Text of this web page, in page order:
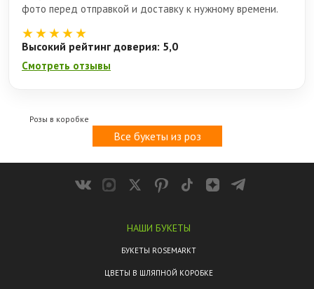
фото перед отправкой и доставку к нужному времени.
★★★★★
Высокий рейтинг доверия: 5,0
Смотреть отзывы
Розы в коробке
Все букеты из роз
НАШИ БУКЕТЫ
БУКЕТЫ ROSEMARKT
ЦВЕТЫ В ШЛЯПНОЙ КОРОБКЕ